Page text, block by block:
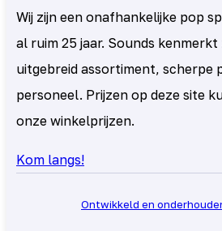
Wij zijn een onafhankelijke pop
al ruim 25 jaar. Sounds
uitgebreid assortiment, scherpe
personeel. Prijzen op deze site
onze winkelprijzen.
Kom langs!
Ontwikkeld en